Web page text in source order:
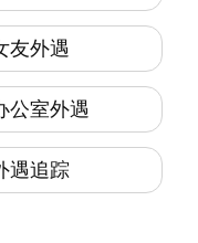
友外遇
公室外遇
遇追踪